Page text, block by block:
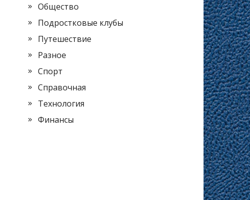
Общество
Подростковые клубы
Путешествие
Разное
Спорт
Справочная
Технология
Финансы